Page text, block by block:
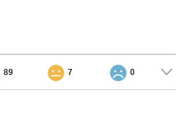
89 7 0